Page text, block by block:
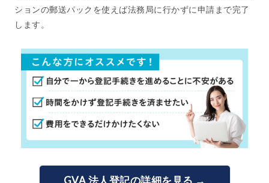
ションの郵送パックを使えば法務局に行かずに申請まで完了
します。
GVA 法人登記の詳細を見る →